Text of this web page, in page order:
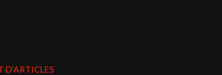
D'ARTICLES